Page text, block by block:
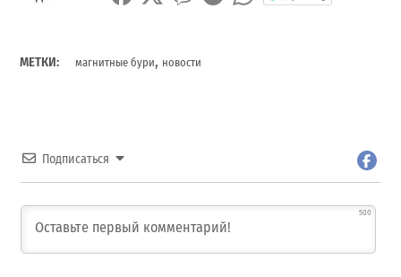
МЕТКИ: магнитные бури, новости
Подписаться
500